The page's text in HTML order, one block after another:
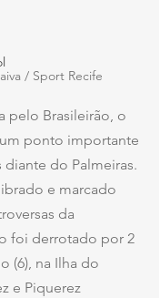
/ Sport Recife
pelo Brasileirão, o
ponto importante
do Palmeiras.
e marcado
da
foi derrotado por 2
(6), na Ilha do
e Piquerez